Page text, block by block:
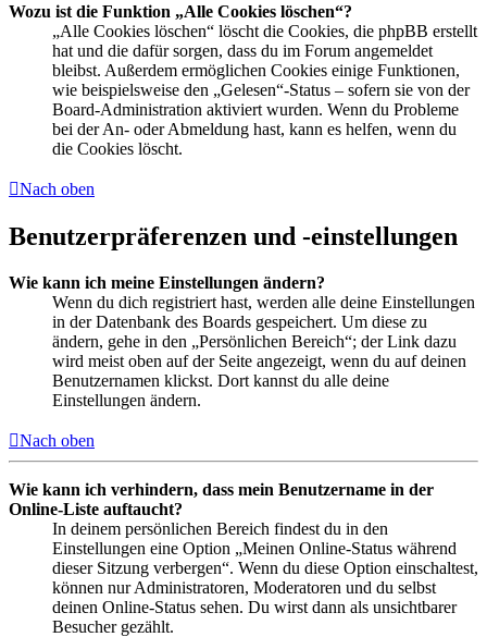
Wozu ist die Funktion „Alle Cookies löschen“?
„Alle Cookies löschen“ löscht die Cookies, die phpBB erstellt
hat und die dafür sorgen, dass du im Forum angemeldet
bleibst. Außerdem ermöglichen Cookies einige Funktionen,
wie beispielsweise den „Gelesen“-Status – sofern sie von der
Board-Administration aktiviert wurden. Wenn du Probleme
bei der An- oder Abmeldung hast, kann es helfen, wenn du
die Cookies löscht.
Nach oben
Benutzerpräferenzen und -einstellungen
Wie kann ich meine Einstellungen ändern?
Wenn du dich registriert hast, werden alle deine Einstellungen
in der Datenbank des Boards gespeichert. Um diese zu
ändern, gehe in den „Persönlichen Bereich“; der Link dazu
wird meist oben auf der Seite angezeigt, wenn du auf deinen
Benutzernamen klickst. Dort kannst du alle deine
Einstellungen ändern.
Nach oben
Wie kann ich verhindern, dass mein Benutzername in der
Online-Liste auftaucht?
In deinem persönlichen Bereich findest du in den
Einstellungen eine Option „Meinen Online-Status während
dieser Sitzung verbergen“. Wenn du diese Option einschaltest,
können nur Administratoren, Moderatoren und du selbst
deinen Online-Status sehen. Du wirst dann als unsichtbarer
Besucher gezählt.